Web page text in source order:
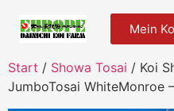
Mein
Start / Showa Tosai / Koi
JumboTosai WhiteMonroe